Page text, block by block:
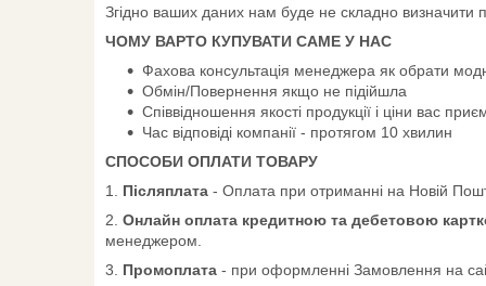
Згідно ваших даних нам буде не складно визначити
ЧОМУ ВАРТО КУПУВАТИ САМЕ У НАС
Фахова консультація менеджера як обрати
Обмін/Повернення якщо не підійшла
Співвідношення якості продукції і ціни вас
Час відповіді компанії - протягом 10 хвилин
СПОСОБИ ОПЛАТИ ТОВАРУ
1. Післяплата - Оплата при отриманні на Новій
2. Онлайн оплата кредитною та дебетовою
менеджером.
3. Промоплата - при оформленні Замовлення на